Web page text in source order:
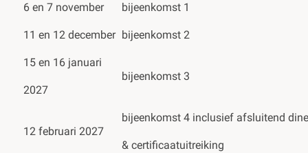
6 en 7 november bijeenkomst 1
11 en 12 december bijeenkomst 2
15 en 16 januari
2027
bijeenkomst 3
12 februari 2027
bijeenkomst 4 inclusief afsluitend
& certificaatuitreiking